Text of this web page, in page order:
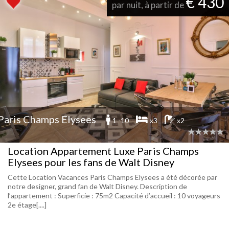
par nuit, à partir de
Champs Elysees 1 -10 x3 x2
Location Appartement Luxe Paris Champs
Elysees pour les fans de Walt Disney
Cette Location Vacances Paris Champs Elysees a été décorée par
notre designer, grand fan de Walt Disney. Description de
l’appartement : Superficie : 75m2 Capacité d’accueil : 10 voyageurs
2e étage[....]